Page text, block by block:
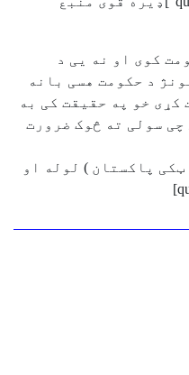
کوی او نه یی د
د حکومت هسی بانه
کړی خو په حقیقت کی به
چی سولی ته څوک ضرورت
پاکستان ) لوله او